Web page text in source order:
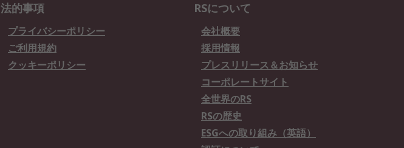
法的事項
プライバシーポリシー
ご利用規約
クッキーポリシー
RSについて
会社概要
採用情報
プレスリリース＆お知らせ
コーポレートサイト
全世界のRS
RSの歴史
ESGへの取り組み（英語）